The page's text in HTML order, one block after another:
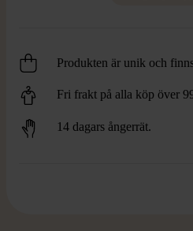
Produkten är unik och
Fri frakt på alla köp över
14 dagars ångerrät.